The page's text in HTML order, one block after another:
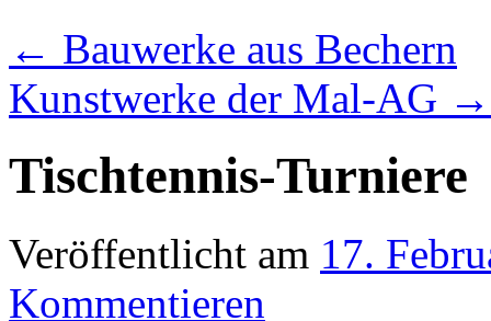
← Bauwerke aus Bechern
Kunstwerke der Mal-AG →
Tischtennis-Turniere
Veröffentlicht am 17.
Kommentieren